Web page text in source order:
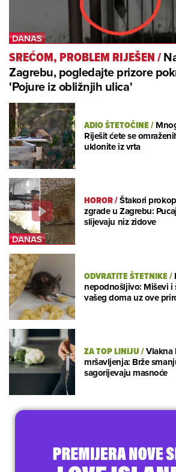
SREĆOM, PROBLEM RIJEŠEN/
Zagrebu, pogledajte prizore
'Pojure iz obližnjih ulica'
ADIO ŠTETOČINE/
Riješit ćete se
uklonite iz vrta
HOROR/Štakori
zgrade u Zagrebu:
slijevaju niz zidove
ODVRATITE ŠTETNIKE/
nepodnošljivo: Miševi i
vašeg doma uz ove
ZA TOP LINIJU/Vlakna
mršavljenja: Brže
sagorijevaju masnoće